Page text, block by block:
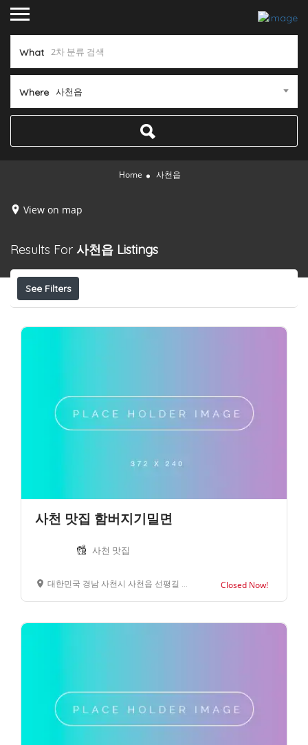
What
Where 사천읍
Home 사천읍
View on map
Results For 사천읍 Listings
See Filters
사천 맛집 함버지기밀면
사천 맛집
대한민국 경남 사천시 사천읍 선평길 11-26 Closed Now!